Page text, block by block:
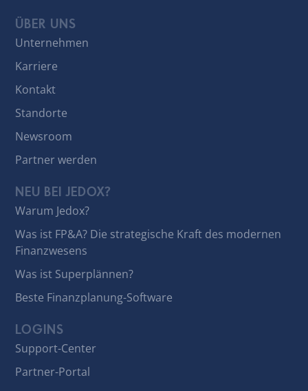
ÜBER UNS
Unternehmen
Karriere
Kontakt
Standorte
Newsroom
Partner werden
NEU BEI JEDOX?
Warum Jedox?
Was ist FP&A? Die strategische Kraft des modernen
Finanzwesens
Was ist Superplännen?
Beste Finanzplanung-Software
LOGINS
Support-Center
Partner-Portal